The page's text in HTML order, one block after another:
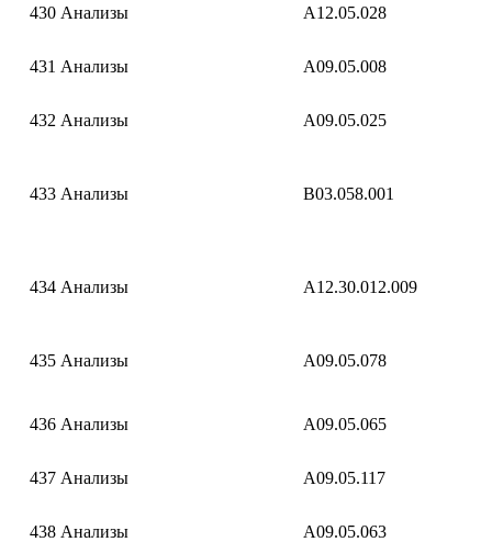
430 Анализы A12.05.028
431 Анализы A09.05.008
432 Анализы A09.05.025
433 Анализы B03.058.001
434 Анализы A12.30.012.009
435 Анализы A09.05.078
436 Анализы A09.05.065
437 Анализы A09.05.117
438 Анализы A09.05.063